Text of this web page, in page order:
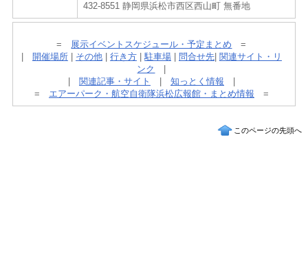
432-8551 静岡県浜松市西区西山町 無番地
= 展示イベントスケジュール・予定まとめ =
開催場所| その他| 行き方|駐車場| 問合せ先| 関連サイト・リ
ンク
関連記事・サイト 知っとく情報
= エアーパーク・航空自衛隊浜松広報館・まとめ情報 =
このページの先頭へ